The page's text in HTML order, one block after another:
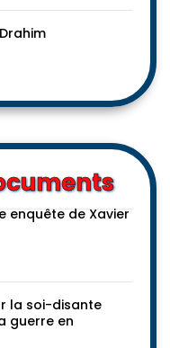
enquête de Xavier
la soi-disante
guerre en